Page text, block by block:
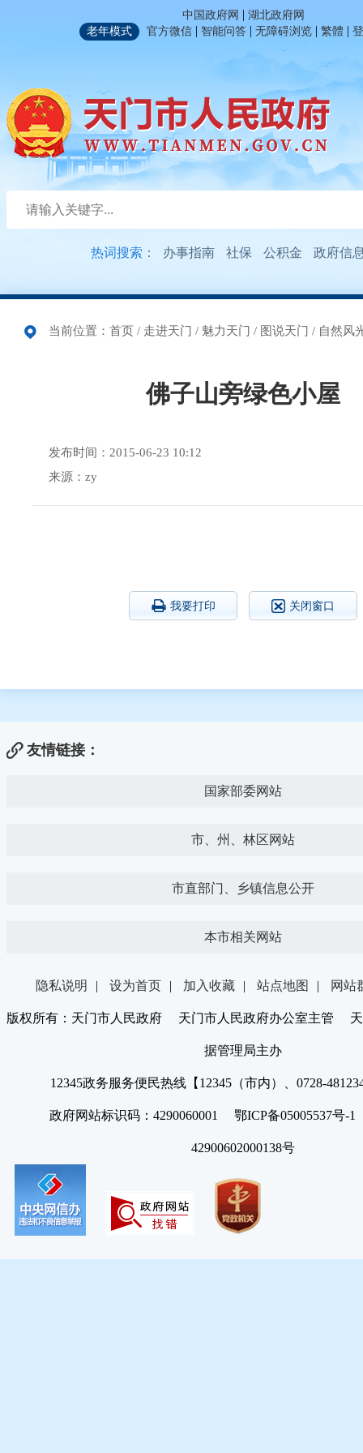
中国政府网 | 湖北政府网
老年模式
官方微信 | 智能问答 | 无障碍浏览 | 繁體 |
热词搜索： 办事指南 社保 公积金 政府信
当前位置： 首页 / 走进天门 / 魅力天门 / 图说天门 / 自然风
佛子山旁绿色小屋
发布时间：2015-06-23 10:12
来源：zy
我要打印 关闭窗口
友情链接：
国家部委网站
市、州、林区网站
市直部门、乡镇信息公开
本市相关网站
隐私说明 | 设为首页 | 加入收藏 | 站点地图 | 网站
版权所有：天门市人民政府 天门市人民政府办公室主管 天
据管理局主办
12345政务服务便民热线【12345（市内）、0728-
政府网站标识码：4290060001 鄂ICP备05005537号
42900602000138号